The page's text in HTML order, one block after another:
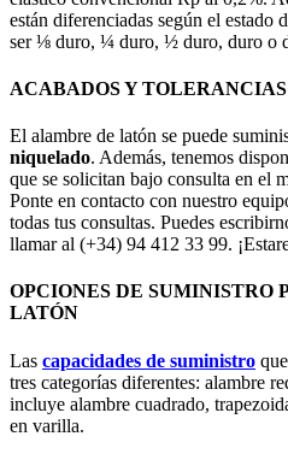
están diferenciadas según el estado
ser ⅛ duro, ¼ duro, ½ duro, duro o
ACABADOS Y TOLERANCIAS
El alambre de latón se puede
niquelado. Además, tenemos
que se solicitan bajo consulta en el
Ponte en contacto con nuestro
todas tus consultas. Puedes
llamar al (+34) 94 412 33 99.
OPCIONES DE SUMINISTRO
LATÓN
Las capacidades de suministro
tres categorías diferentes: alambre
incluye alambre cuadrado,
en varilla.